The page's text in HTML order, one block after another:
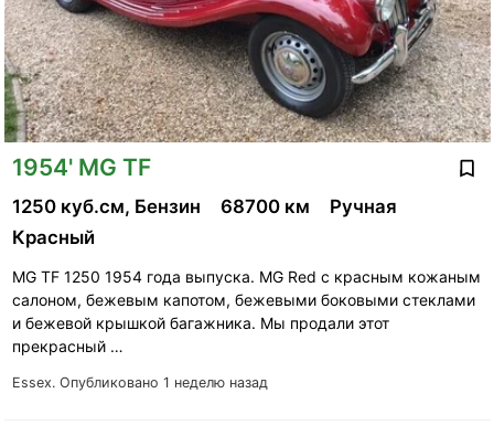
1954' MG TF
Essex. Опубликовано 1 неделю назад
1250 куб.см, Бензин 68700 км
Ручная
Красный
MG TF 1250 1954 года выпуска. MG Red с красным кожаным
салоном, бежевым капотом, бежевыми боковыми стеклами
и бежевой крышкой багажника. Мы продали этот
прекрасный …